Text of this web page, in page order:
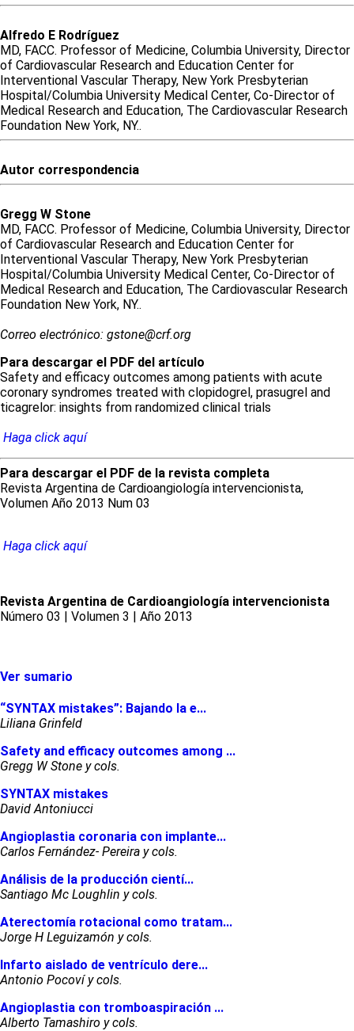
Alfredo E Rodríguez
MD, FACC. Professor of Medicine, Columbia University, Director
of Cardiovascular Research and Education Center for
Interventional Vascular Therapy, New York Presbyterian
Hospital/Columbia University Medical Center, Co-Director of
Medical Research and Education, The Cardiovascular Research
Foundation New York, NY..
Autor correspondencia
Gregg W Stone
MD, FACC. Professor of Medicine, Columbia University, Director
of Cardiovascular Research and Education Center for
Interventional Vascular Therapy, New York Presbyterian
Hospital/Columbia University Medical Center, Co-Director of
Medical Research and Education, The Cardiovascular Research
Foundation New York, NY..
Correo electrónico: gstone@crf.org
Para descargar el PDF del artículo
Safety and efficacy outcomes among patients with acute
coronary syndromes treated with clopidogrel, prasugrel and
ticagrelor: insights from randomized clinical trials
Haga click aquí
Para descargar el PDF de la revista completa
Revista Argentina de Cardioangiología intervencionista,
Volumen Año 2013 Num 03
Haga click aquí
Revista Argentina de Cardioangiología intervencionista
Número 03 | Volumen 3 | Año 2013
Ver sumario
“SYNTAX mistakes”: Bajando la e...
Liliana Grinfeld
Safety and efficacy outcomes among ...
Gregg W Stone y cols.
SYNTAX mistakes
David Antoniucci
Angioplastia coronaria con implante...
Carlos Fernández- Pereira y cols.
Análisis de la producción cientí...
Santiago Mc Loughlin y cols.
Aterectomía rotacional como tratam...
Jorge H Leguizamón y cols.
Infarto aislado de ventrículo dere...
Antonio Pocoví y cols.
Angioplastia con tromboaspiración ...
Alberto Tamashiro y cols.